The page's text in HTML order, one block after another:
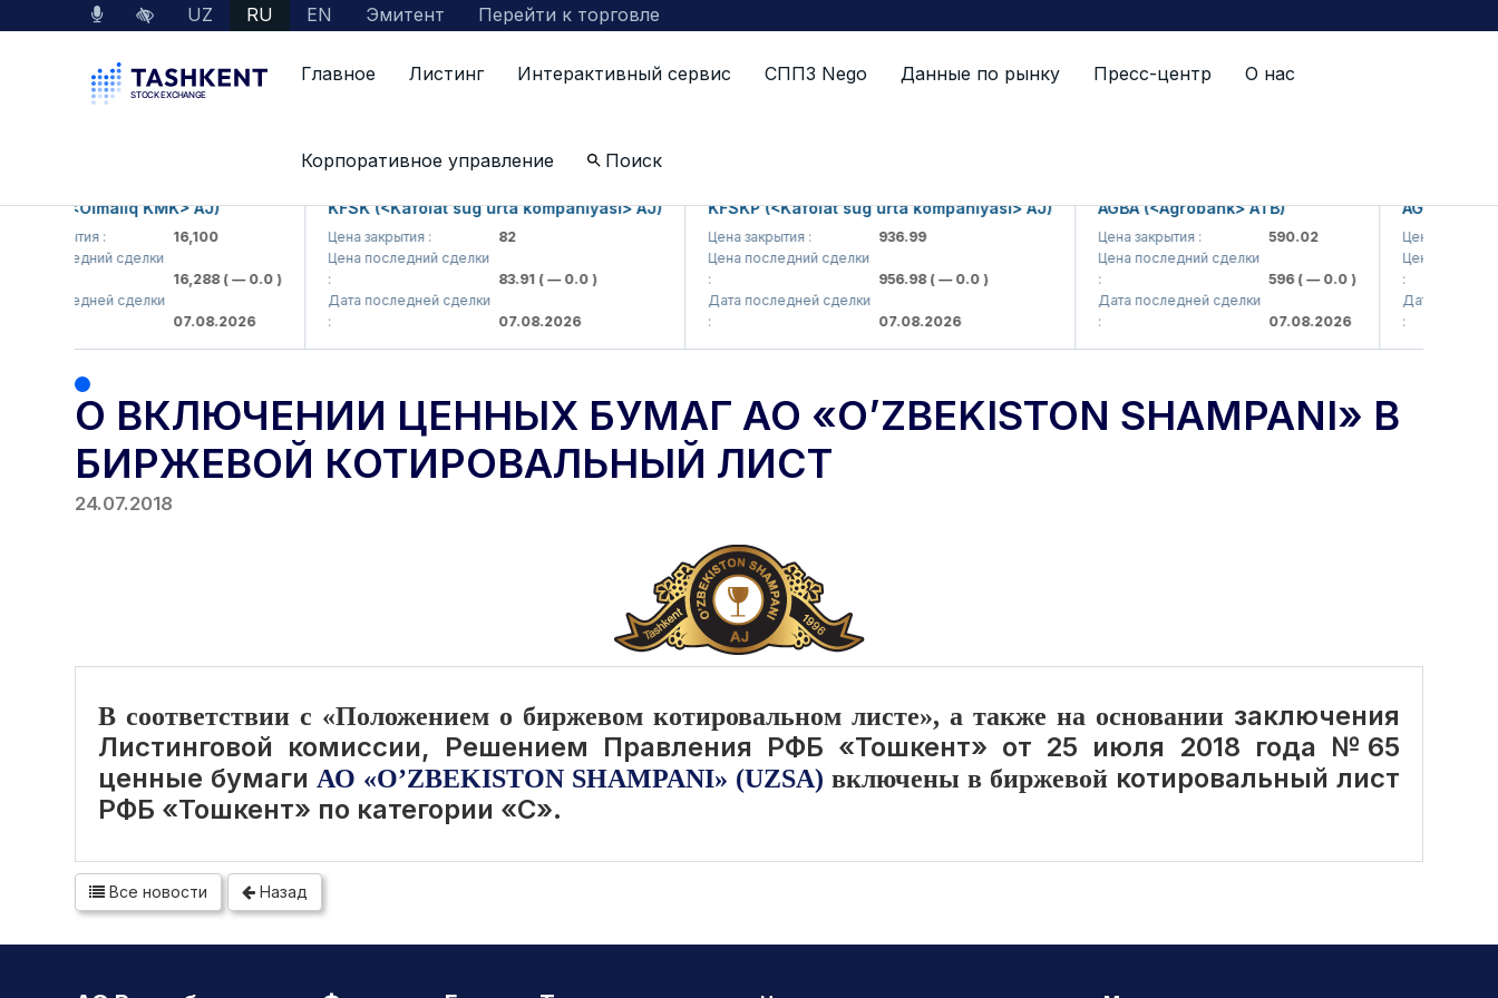
UZ RU EN Эмитент Перейти к торговле
Главное Листинг Интерактивный сервис СППЗ Nego Данные по рынку Пресс-центр О нас
Корпоративное управление Поиск
Объявления О включении ценных бумаг АО «O’ZBEKISTON SHAMPANI» в биржевой котировальный лист
(<Olmaliq KMK> AJ)
закрытия :
16,100
последний сделки
16,288( — 0.0 )
последней сделки
07.08.2026
KFSK (<Kafolat sug'urta kompaniyasi> AJ)
Цена закрытия :
82
Цена последний сделки
83.91( — 0.0 )
Дата последней сделки
07.08.2026
KFSKP (<Kafolat sug'urta kompaniyasi> AJ)
Цена закрытия :
936.99
Цена последний сделки
956.98( — 0.0 )
Дата последней сделки
07.08.2026
AGBA (<Agrobank> ATB)
Цена закрытия :
590.02
Цена последний сделки
596( — 0.0 )
Дата последней сделки
07.08.2026
AGBAP
Цена закрытия :
Цена
Дата
О ВКЛЮЧЕНИИ ЦЕННЫХ БУМАГ АО «O’ZBEKISTON SHAMPANI» В
БИРЖЕВОЙ КОТИРОВАЛЬНЫЙ ЛИСТ
24.07.2018
В соответствии с «Положением о биржевом котировальном листе», а также на основании заключения
Листинговой комиссии, Решением Правления РФБ «Тошкент» от 25 июля 2018 года №65
ценные бумаги АО «O’ZBEKISTON SHAMPANI» (UZSA) включены в биржевой котировальный лист
РФБ «Тошкент» по категории «С».
Все новости Назад